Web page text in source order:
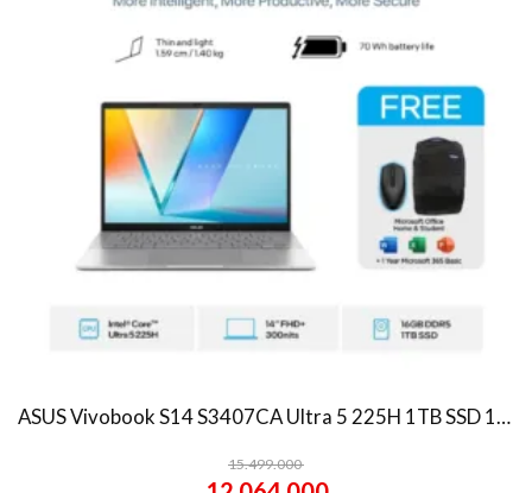
ASUS Vivobook S14 S3407CA Ultra 5 225H 1TB SSD 16GB WUXGA IPS Win11+OHS
15.499.000